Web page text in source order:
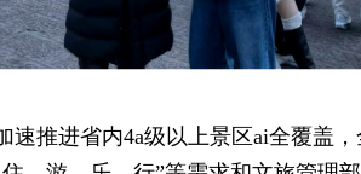
速推进省内4a级以上景区ai全覆盖